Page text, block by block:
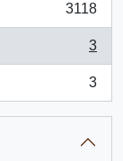
3118
3
3